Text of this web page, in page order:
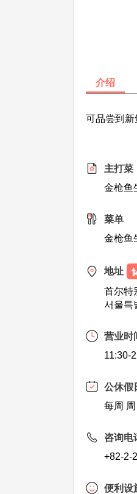
介绍
可品尝到新
主打菜
金枪鱼
菜单
金枪鱼
地址
首尔特
서울특
营业时
11:30-
公休假
每周 周
咨询电
+82-2-
便利设